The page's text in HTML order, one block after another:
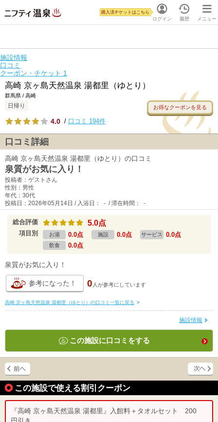
ログイン
購入済チケットはこちら
履歴 メニュー
施設情報
口コミ
クーポン・チケット 1
高崎 京ヶ島天然温泉 湯都里（ゆとり）
群馬県 / 高崎
日帰り お得なクーポンを見る
4.0 / 口コミ 194件
口コミ詳細
高崎 京ヶ島天然温泉 湯都里（ゆとり）の口コミ
泉質がお気に入り！
投稿者：ゲストさん
性別：男性
年代：30代
投稿日：2026年05月14日 / 入浴日： - / 滞在時間： -
総合評価 5.0点
項目別 お湯 0.0点 施設 0.0点 サービス 0.0点
飲食 0.0点
泉質がお気に入り！
参考になった！ 0 人が参考にしています
高崎 京ヶ島天然温泉 湯都里（ゆとり）の口コミ一覧に戻る >
施設情報
この施設に口コミをする
この施設で使える割引クーポン
『高崎 京ヶ島天然温泉 湯都里』入館料＋タオルセット 200